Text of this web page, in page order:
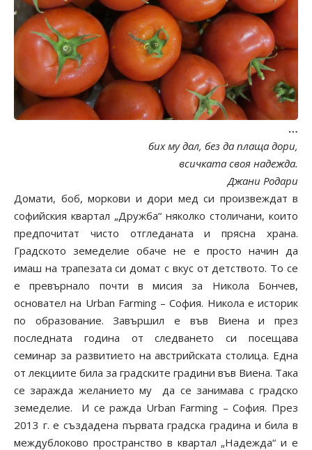
…
бих му дал, без да плаща дори,
всичката своя надежда.
Джани Родари
Домати, боб, моркови и дори мед си произвеждат в
софийския квартал „Дружба“ няколко столичани, които
предпочитат чисто отгледаната и прясна храна.
Градското земеделие обаче не е просто начин да
имаш на трапезата си домат с вкус от детството. То се
е превърнало почти в мисия за Никола Бончев,
основател на Urban Farming – София. Никола е историк
по образование. Завършил е във Виена и през
последната година от следването си посещава
семинар за развитието на австрийската столица. Една
от лекциите била за градските градини във Виена. Така
се заражда желанието му да се занимава с градско
земеделие. И се ражда Urban Farming – София. През
2013 г. е създадена първата градска градина и била в
междублоково пространство в квартал „Надежда“ и е